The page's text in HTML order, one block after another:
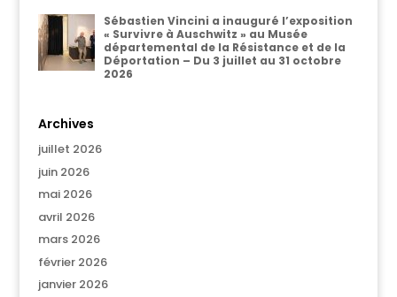
Sébastien Vincini a inauguré l’exposition
« Survivre à Auschwitz » au Musée
départemental de la Résistance et de la
Déportation – Du 3 juillet au 31 octobre
2026
Archives
juillet 2026
juin 2026
mai 2026
avril 2026
mars 2026
février 2026
janvier 2026